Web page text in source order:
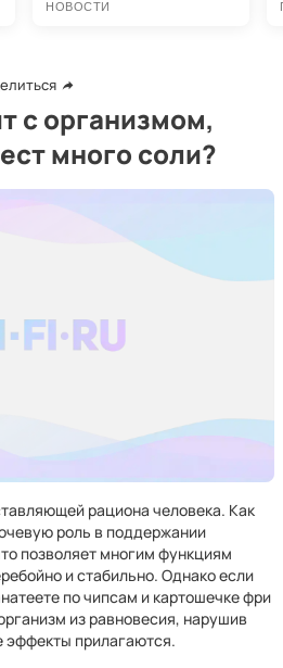
с организмом,
много соли?
рациона человека. Как
роль в поддержании
позволяет многим функциям
и стабильно. Однако если
по чипсам и картошечке фри
из равновесия, нарушив
эффекты прилагаются.